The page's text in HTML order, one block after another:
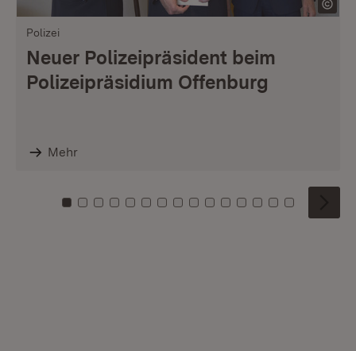
Polizei
Neuer Polizeipräsident beim
Polizeipräsidium Offenburg
Mehr
Zu Kachel: 0
Zu Kachel: 1
Zu Kachel: 2
Zu Kachel: 3
Zu Kachel: 4
Zu Kachel: 5
Zu Kachel: 6
Zu Kachel: 7
Zu Kachel: 8
Zu Kachel: 9
Zu Kachel: 10
Zu Kachel: 11
Zu Kachel: 12
Zu Kachel:
Zu